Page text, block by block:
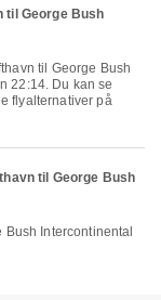
til George Bush
22:14. Du kan se
flyalternativer på
til George Bush